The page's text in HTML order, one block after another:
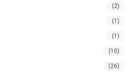
(2)
(1)
(1)
(10)
(26)